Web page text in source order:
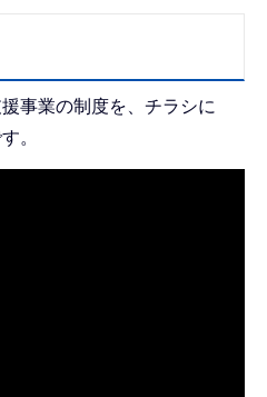
事業の制度を、チラシに
。